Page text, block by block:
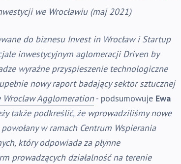
we Wrocławiu (maj 2021)
do biznesu Invest in Wrocław i Startup
inwestycyjnym aglomeracjiDriven by
wyraźne przyspieszenie technologiczne
nowy raport badający sektor sztucznej
Wroclaw Agglomeration- podsumowuje Ewa
także podkreślić, że wprowadziliśmy nowe
w ramach Centrum Wspierania
który odpowiada za płynne
prowadzących działalność na terenie